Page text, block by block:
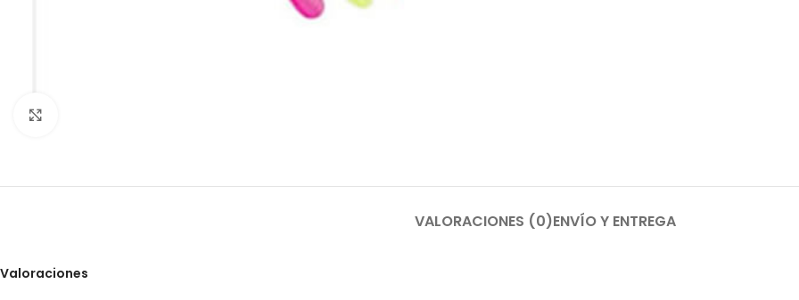
VALORACIONES (0)ENVÍO Y ENTREGA
Valoraciones